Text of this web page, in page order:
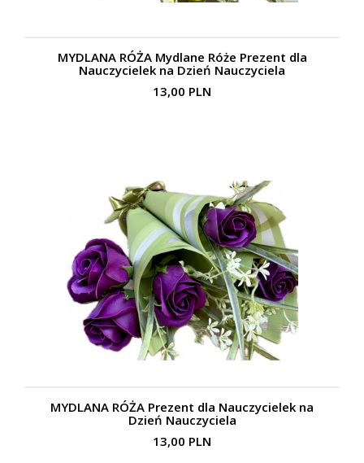
MYDLANA RÓŻA Mydlane Róże Prezent dla
Nauczycielek na Dzień Nauczyciela
13,00 PLN
MYDLANA RÓŻA Prezent dla Nauczycielek na
Dzień Nauczyciela
13,00 PLN